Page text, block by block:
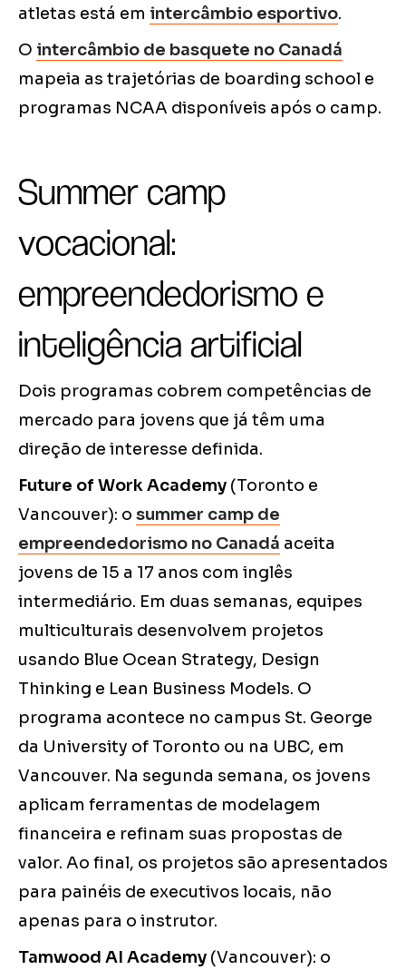
atletas está em intercâmbio esportivo.
O intercâmbio de basquete no Canadá
mapeia as trajetórias de boarding school e
programas NCAA disponíveis após o camp.
Summer camp
vocacional:
empreendedorismo e
inteligência artificial
Dois programas cobrem competências de
mercado para jovens que já têm uma
direção de interesse definida.
Future of Work Academy (Toronto e
Vancouver): o summer camp de
empreendedorismo no Canadá aceita
jovens de 15 a 17 anos com inglês
intermediário. Em duas semanas, equipes
multiculturais desenvolvem projetos
usando Blue Ocean Strategy, Design
Thinking e Lean Business Models. O
programa acontece no campus St. George
da University of Toronto ou na UBC, em
Vancouver. Na segunda semana, os jovens
aplicam ferramentas de modelagem
financeira e refinam suas propostas de
valor. Ao final, os projetos são apresentados
para painéis de executivos locais, não
apenas para o instrutor.
Tamwood AI Academy (Vancouver): o